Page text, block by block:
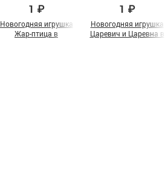
1 ₽
Новогодняя игрушка
Жар-птица в
1 ₽
Новогодняя игрушка
Царевич и Царевна в